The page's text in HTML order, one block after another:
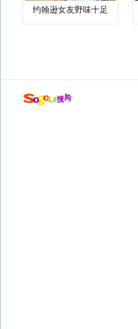
约翰逊女友野味十足